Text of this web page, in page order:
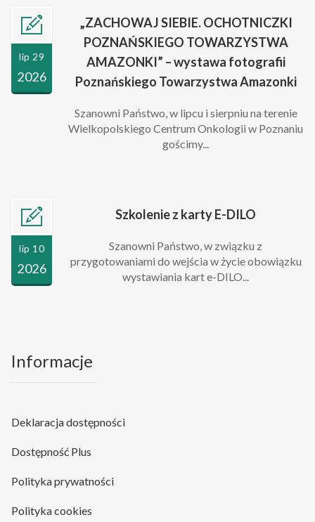
lip 29
2026
„ZACHOWAJ SIEBIE. OCHOTNICZKI
POZNAŃSKIEGO TOWARZYSTWA
AMAZONKI” – wystawa fotografii
Poznańskiego Towarzystwa Amazonki
Szanowni Państwo, w lipcu i sierpniu na terenie
Wielkopolskiego Centrum Onkologii w Poznaniu
gościmy...
lip 10
2026
Szkolenie z karty E-DILO
Szanowni Państwo, w związku z
przygotowaniami do wejścia w życie obowiązku
wystawiania kart e-DILO...
Informacje
Deklaracja dostępności
Dostępność Plus
Polityka prywatności
Polityka cookies